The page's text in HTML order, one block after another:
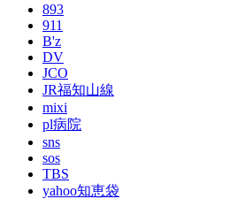
893
911
B'z
DV
JCO
JR福知山線
mixi
pl病院
sns
sos
TBS
yahoo知恵袋